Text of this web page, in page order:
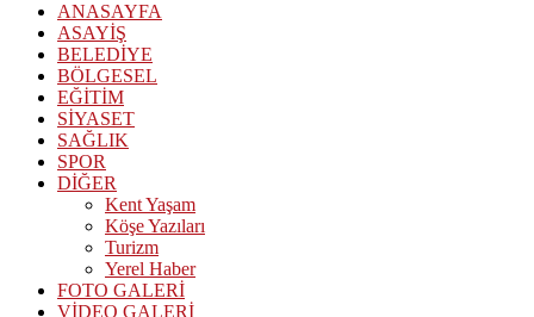
ANASAYFA
ASAYİŞ
BELEDİYE
BÖLGESEL
EĞİTİM
SİYASET
SAĞLIK
SPOR
DİĞER
Kent Yaşam
Köşe Yazıları
Turizm
Yerel Haber
FOTO GALERİ
VİDEO GALERİ